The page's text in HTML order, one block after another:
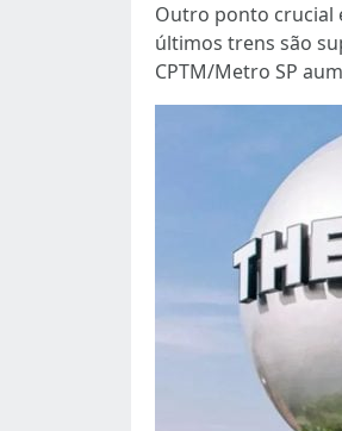
Outro ponto crucial
últimos trens são
CPTM/Metro SP